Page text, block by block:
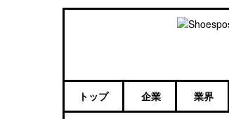
トップ 企業 業界